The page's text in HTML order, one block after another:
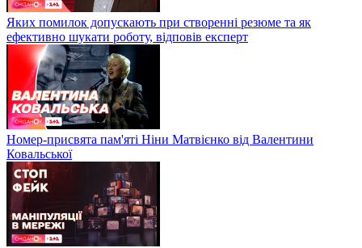
Яких помилок допускають при створенні резюме та як
ефективно шукати роботу, відповів експерт
Номер-присвята пам'яті Ніни Матвієнко від Валентини
Ковальської